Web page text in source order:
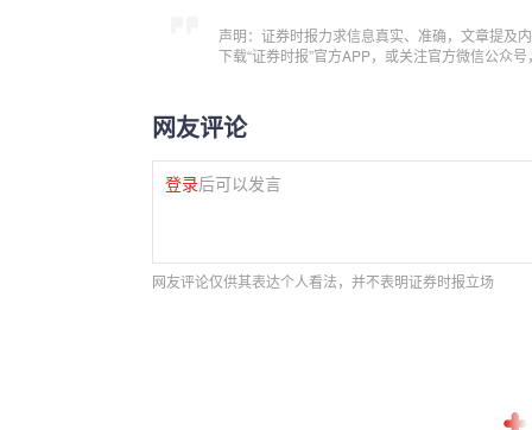
声明：证券时报力求信息真实、准确，文章提及
下载“证券时报”官方APP，或关注官方微信公众
网友评论
登录后可以发言
网友评论仅供其表达个人看法，并不表明证券时报立场